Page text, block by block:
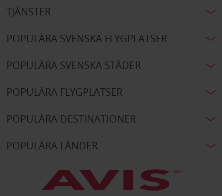
TJÄNSTER
POPULÄRA SVENSKA FLYGPLATSER
POPULÄRA SVENSKA STÄDER
POPULÄRA FLYGPLATSER
POPULÄRA DESTINATIONER
POPULÄRA LÄNDER